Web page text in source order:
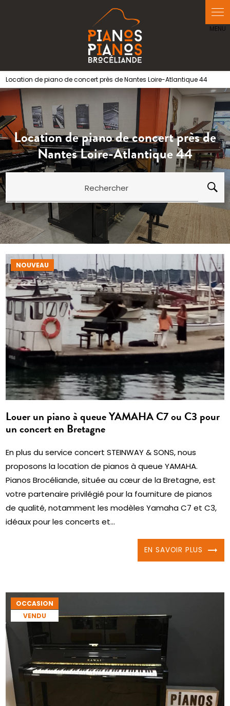
Location de piano de concert près de Nantes Loire-Atlantique 44
Location de piano de concert près de
Nantes Loire-Atlantique 44
Rechercher
NOUVEAU
Louer un piano à queue YAMAHA C7 ou C3 pour
un concert en Bretagne
En plus du service concert STEINWAY & SONS, nous
proposons la location de pianos à queue YAMAHA.
Pianos Brocéliande, située au cœur de la Bretagne, est
votre partenaire privilégié pour la fourniture de pianos
de qualité, notamment les modèles Yamaha C7 et C3,
idéaux pour les concerts et...
EN SAVOIR PLUS
OCCASION
VENDU